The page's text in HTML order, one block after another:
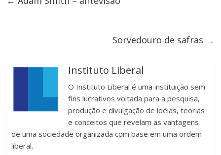
Sorvedouro de safras →
Instituto Liberal
O Instituto Liberal é uma instituição sem
fins lucrativos voltada para a pesquisa,
produção e divulgação de idéias, teorias
e conceitos que revelam as vantagens
de uma sociedade organizada com base em uma ordem
liberal.